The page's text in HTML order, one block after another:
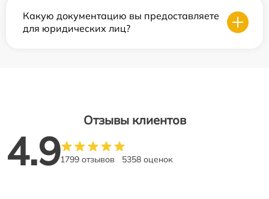
Какую документацию вы предоставляете
для юридических лиц?
Отзывы клиентов
4.91799 отзывов 5358 оценок